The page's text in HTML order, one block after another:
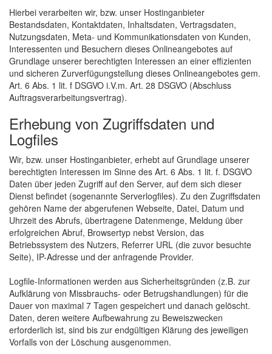
Hierbei verarbeiten wir, bzw. unser Hostinganbieter
Bestandsdaten, Kontaktdaten, Inhaltsdaten, Vertragsdaten,
Nutzungsdaten, Meta- und Kommunikationsdaten von Kunden,
Interessenten und Besuchern dieses Onlineangebotes auf
Grundlage unserer berechtigten Interessen an einer effizienten
und sicheren Zurverfügungstellung dieses Onlineangebotes gem.
Art. 6 Abs. 1 lit. f DSGVO i.V.m. Art. 28 DSGVO (Abschluss
Auftragsverarbeitungsvertrag).
Erhebung von Zugriffsdaten und
Logfiles
Wir, bzw. unser Hostinganbieter, erhebt auf Grundlage unserer
berechtigten Interessen im Sinne des Art. 6 Abs. 1 lit. f. DSGVO
Daten über jeden Zugriff auf den Server, auf dem sich dieser
Dienst befindet (sogenannte Serverlogfiles). Zu den Zugriffsdaten
gehören Name der abgerufenen Webseite, Datei, Datum und
Uhrzeit des Abrufs, übertragene Datenmenge, Meldung über
erfolgreichen Abruf, Browsertyp nebst Version, das
Betriebssystem des Nutzers, Referrer URL (die zuvor besuchte
Seite), IP-Adresse und der anfragende Provider.
Logfile-Informationen werden aus Sicherheitsgründen (z.B. zur
Aufklärung von Missbrauchs- oder Betrugshandlungen) für die
Dauer von maximal 7 Tagen gespeichert und danach gelöscht.
Daten, deren weitere Aufbewahrung zu Beweiszwecken
erforderlich ist, sind bis zur endgültigen Klärung des jeweiligen
Vorfalls von der Löschung ausgenommen.